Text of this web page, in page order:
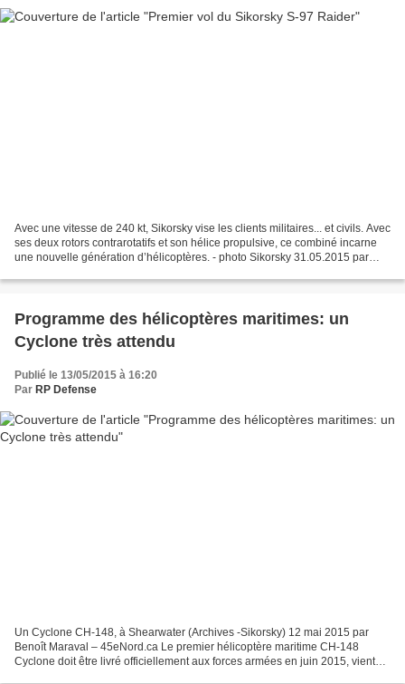
Avec une vitesse de 240 kt, Sikorsky vise les clients militaires... et civils. Avec
ses deux rotors contrarotatifs et son hélice propulsive, ce combiné incarne
une nouvelle génération d’hélicoptères. - photo Sikorsky 31.05.2015 par
Programme des hélicoptères maritimes: un
Cyclone très attendu
Publié le 13/05/2015 à 16:20
Par RP Defense
Un Cyclone CH-148, à Shearwater (Archives -Sikorsky) 12 mai 2015 par
Benoît Maraval – 45eNord.ca Le premier hélicoptère maritime CH-148
Cyclone doit être livré officiellement aux forces armées en juin 2015, vient